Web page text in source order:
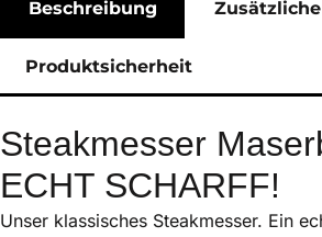
Beschreibung
Produktsicherheit
Steakmesser
ECHT SCHARFF!
Unser klassisches Steakmesser. Ein